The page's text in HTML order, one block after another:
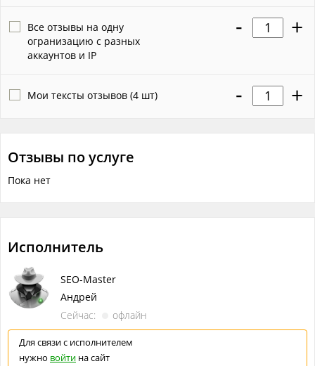
4 отзыва на Яндекс и/или Гугл Картах
Все отзывы на одну
огранизацию с разных
аккаунтов и IP
- +
Мои тексты отзывов (4 шт) - +
Отзывы по услуге
Пока нет
Исполнитель
SEO-Master
Андрей
Сейчас:
офлайн
Для связи с исполнителем
нужно войти на сайт